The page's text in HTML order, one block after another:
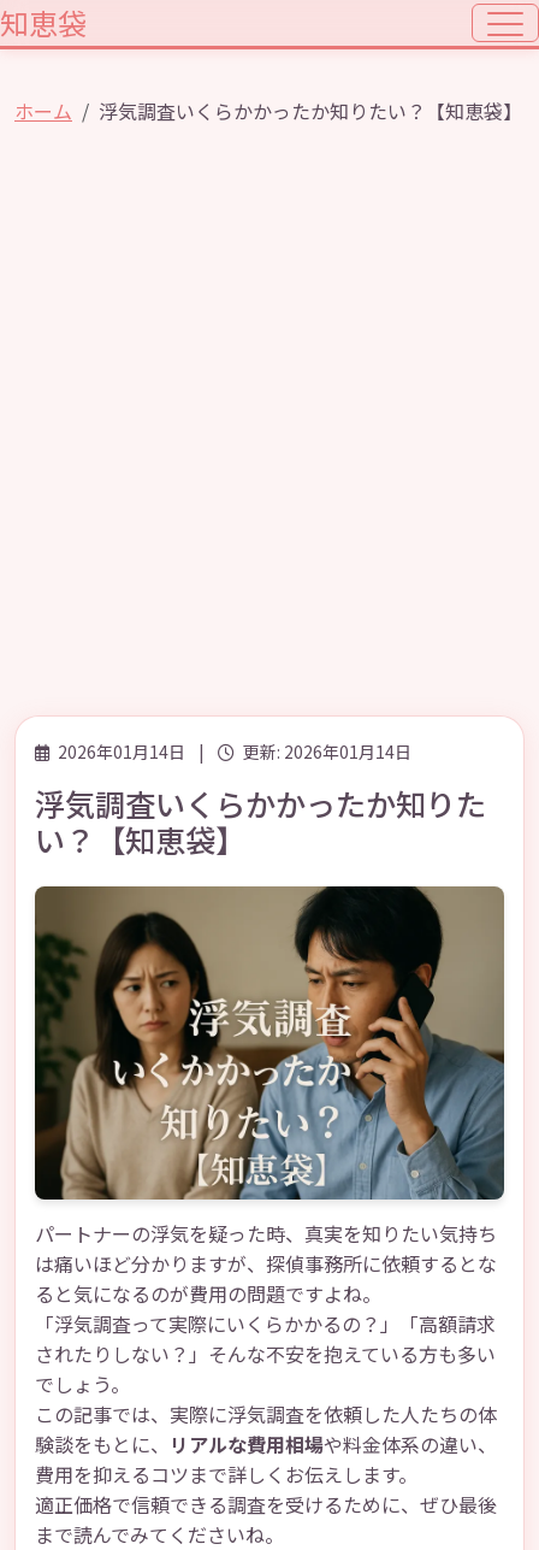
知恵袋
ホーム 浮気調査いくらかかったか知りたい？【知恵袋】
2026年01月14日 | 更新: 2026年01月14日
浮気調査いくらかかったか知りた
い？【知恵袋】
パートナーの浮気を疑った時、真実を知りたい気持ち
は痛いほど分かりますが、探偵事務所に依頼するとな
ると気になるのが費用の問題ですよね。
「浮気調査って実際にいくらかかるの？」「高額請求
されたりしない？」そんな不安を抱えている方も多い
でしょう。
この記事では、実際に浮気調査を依頼した人たちの体
験談をもとに、 リアルな費用相場や料金体系の違い、
費用を抑えるコツまで詳しくお伝えします。
適正価格で信頼できる調査を受けるために、ぜひ最後
まで読んでみてくださいね。